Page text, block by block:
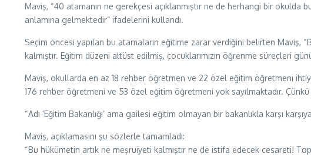
Maviş, “40 atamanın ne gerekçesi açıklanmıştır ne de herhangi bir
anlamına gelmektedir” ifadelerini kullandı.
Seçim öncesi yapılan bu atamaların eğitime zarar verdiğini belirten Maviş,
kalmıştır. Eğitim düzeni altüst edilmiş, çocuklarımızın öğrenme süreçleri
Maviş, okullarda en az 18 rehber öğretmen ve 22 özel eğitim öğretmeni
176 rehber öğretmeni ve 53 özel eğitim öğretmeni yok sayılmaktadır.
“Adı ‘Eğitim Bakanlığı’ ama gailesi eğitim olmayan bir bakanlıkla karşı
Maviş, açıklamasını şu sözlerle tamamladı:
“Bu hükümetin artık ne meşruiyeti kalmıştır ne de istifa edecek cesareti!